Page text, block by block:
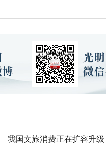
我国文旅消费正在扩容升级